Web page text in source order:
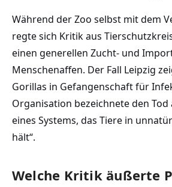
Während der Zoo selbst mit dem
regte sich Kritik aus
einen generellen Zucht- und
Menschenaffen. Der Fall Leipzig
Gorillas in Gefangenschaft für
Organisation bezeichnete den Tod
eines Systems, das Tiere in
hält“.
Welche Kritik äußerte